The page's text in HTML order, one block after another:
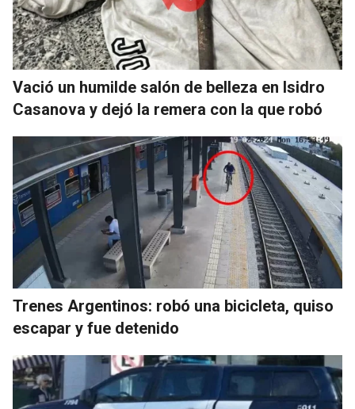
Vació un humilde salón de belleza en Isidro
Casanova y dejó la remera con la que robó
Trenes Argentinos: robó una bicicleta, quiso
escapar y fue detenido